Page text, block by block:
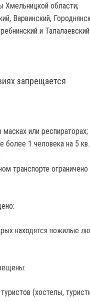
Хмельницкой области;
Варвинский,
и
запрещается
или респираторах;
более 1 человека на 5
транспорте
находятся пожилые
(хостелы,